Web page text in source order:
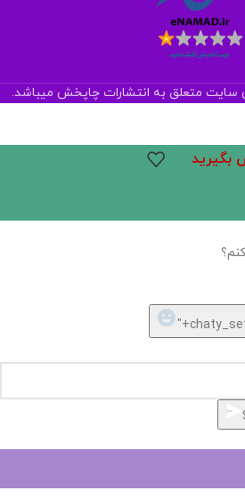
متعلق به انتشارات چاپخش میباشد.
بگیرید